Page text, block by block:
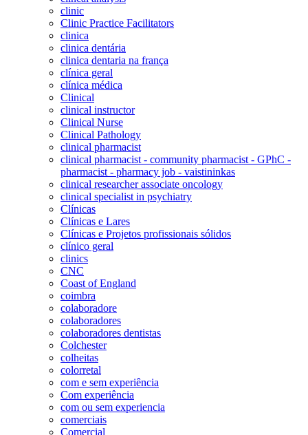
clinic
Clinic Practice Facilitators
clinica
clinica dentária
clinica dentaria na frança
clínica geral
clínica médica
Clinical
clinical instructor
Clinical Nurse
Clinical Pathology
clinical pharmacist
clinical pharmacist - community pharmacist - GPhC -
pharmacist - pharmacy job - vaistininkas
clinical researcher associate oncology
clinical specialist in psychiatry
Clínicas
Clínicas e Lares
Clínicas e Projetos profissionais sólidos
clínico geral
clinics
CNC
Coast of England
coimbra
colaboradore
colaboradores
colaboradores dentistas
Colchester
colheitas
colorretal
com e sem experiência
Com experiência
com ou sem experiencia
comerciais
Comercial